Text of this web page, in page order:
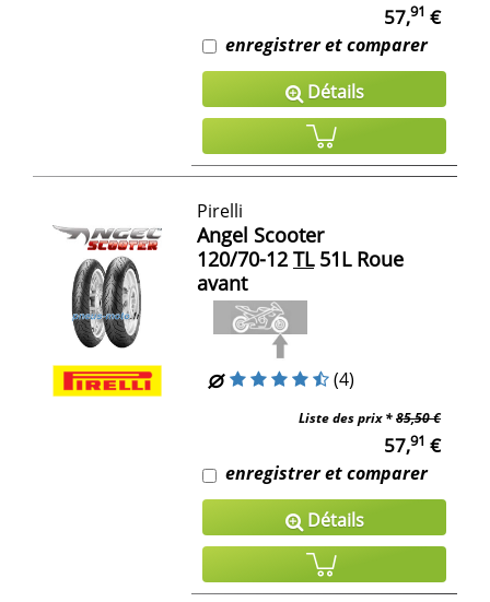
57,91 €
enregistrer et comparer
Détails
Pirelli
Angel Scooter
120/70-12 TL51L Roue
avant
(4)
Liste des prix *85,50 €
57,91 €
enregistrer et comparer
Détails